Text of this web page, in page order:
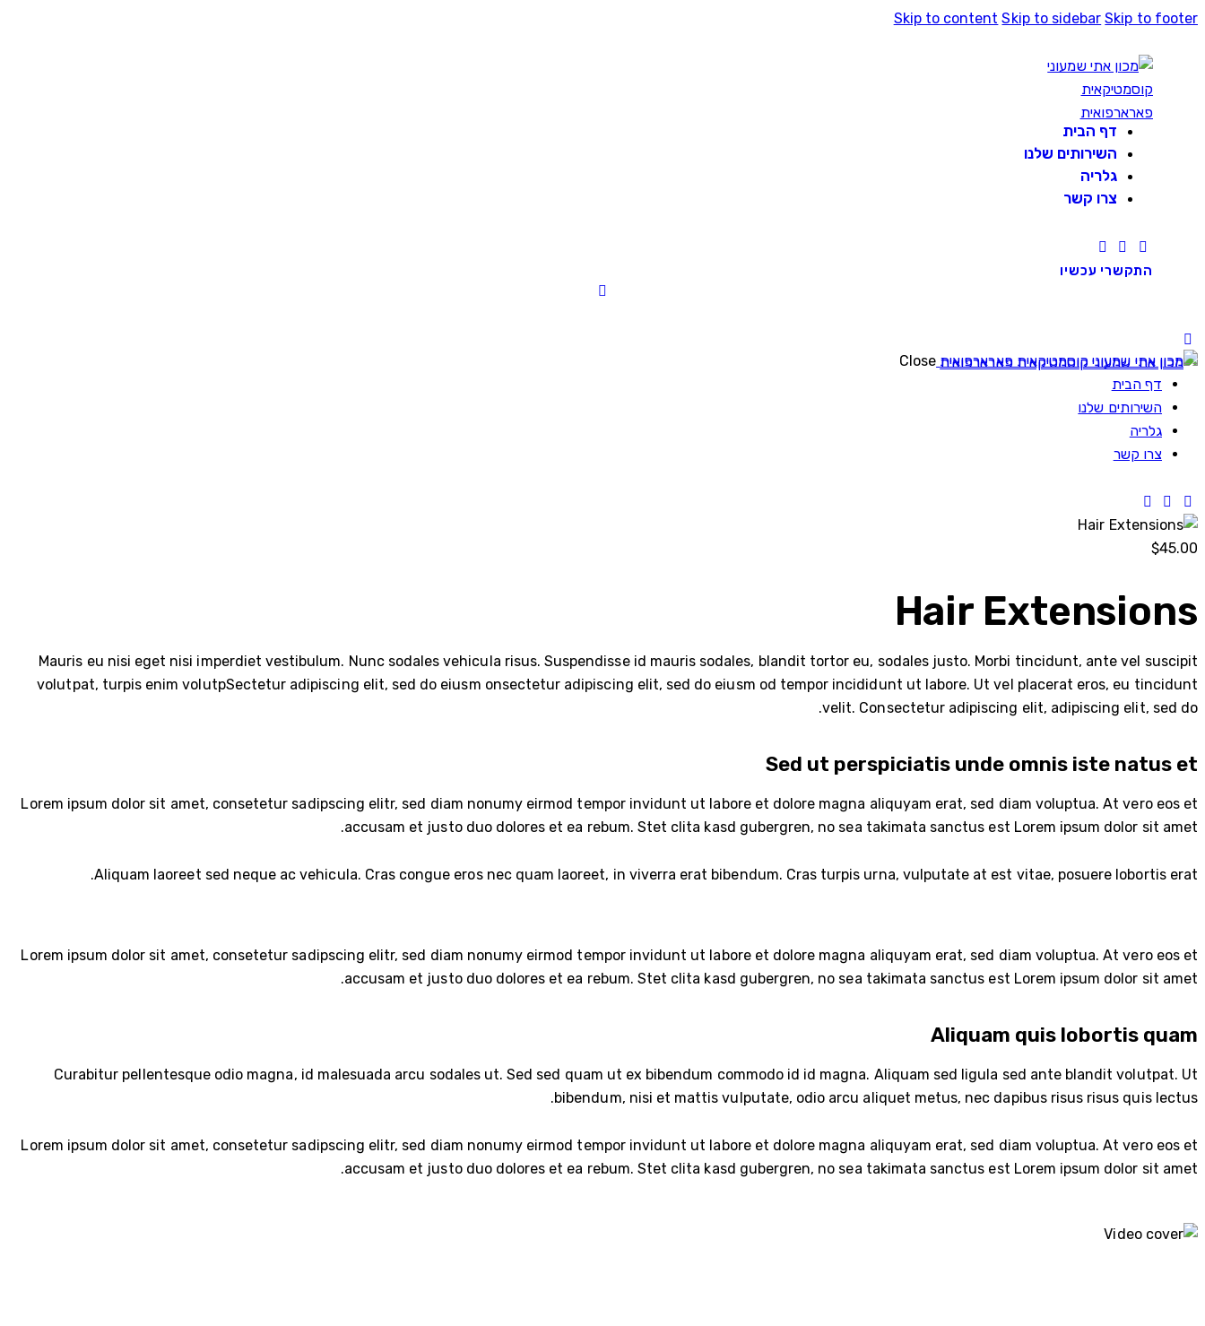
Skip to content Skip to sidebar Skip to footer
דף הבית
השירותים שלנו
גלריה
צרו קשר
התקשרי עכשיו
Close
דף הבית
השירותים שלנו
גלריה
צרו קשר
$45.00
Hair Extensions
Mauris eu nisi eget nisi imperdiet vestibulum. Nunc sodales vehicula risus. Suspendisse id mauris sodales, blandit tortor eu, sodales justo. Morbi tincidunt, ante vel suscipit
volutpat, turpis enim volutpSectetur adipiscing elit, sed do eiusm onsectetur adipiscing elit, sed do eiusm od tempor incididunt ut labore. Ut vel placerat eros, eu tincidunt
velit. Consectetur adipiscing elit, adipiscing elit, sed do.
Sed ut perspiciatis unde omnis iste natus et
Lorem ipsum dolor sit amet, consetetur sadipscing elitr, sed diam nonumy eirmod tempor invidunt ut labore et dolore magna aliquyam erat, sed diam voluptua. At vero eos et
accusam et justo duo dolores et ea rebum. Stet clita kasd gubergren, no sea takimata sanctus est Lorem ipsum dolor sit amet.
Aliquam laoreet sed neque ac vehicula. Cras congue eros nec quam laoreet, in viverra erat bibendum. Cras turpis urna, vulputate at est vitae, posuere lobortis erat.
Lorem ipsum dolor sit amet, consetetur sadipscing elitr, sed diam nonumy eirmod tempor invidunt ut labore et dolore magna aliquyam erat, sed diam voluptua. At vero eos et
accusam et justo duo dolores et ea rebum. Stet clita kasd gubergren, no sea takimata sanctus est Lorem ipsum dolor sit amet.
Aliquam quis lobortis quam
Curabitur pellentesque odio magna, id malesuada arcu sodales ut. Sed sed quam ut ex bibendum commodo id id magna. Aliquam sed ligula sed ante blandit volutpat. Ut
bibendum, nisi et mattis vulputate, odio arcu aliquet metus, nec dapibus risus risus quis lectus.
Lorem ipsum dolor sit amet, consetetur sadipscing elitr, sed diam nonumy eirmod tempor invidunt ut labore et dolore magna aliquyam erat, sed diam voluptua. At vero eos et
accusam et justo duo dolores et ea rebum. Stet clita kasd gubergren, no sea takimata sanctus est Lorem ipsum dolor sit amet.